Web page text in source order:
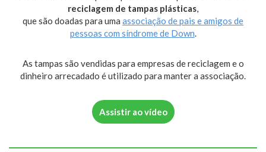
reciclagem de tampas plásticas,
que são doadas para uma associação de pais e amigos de
pessoas com síndrome de Down.
As tampas são vendidas para empresas de reciclagem e o
dinheiro arrecadado é utilizado para manter a associação.
Assistir ao vídeo